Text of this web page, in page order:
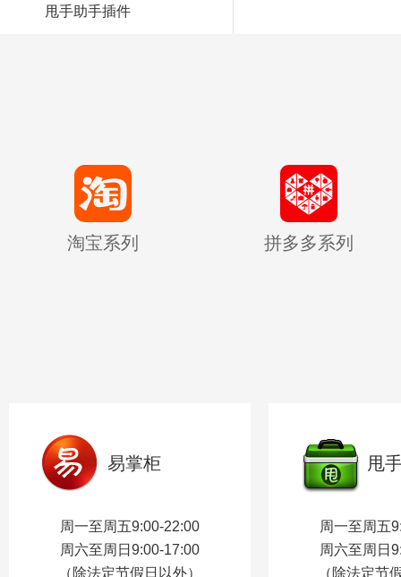
甩手助手插件
淘宝系列 拼多多系列
易掌柜
周一至周五9:00-22:00
周六至周日9:00-17:00
（除法定节假日以外）
甩
周一至周五
周六至周日
（除法定节